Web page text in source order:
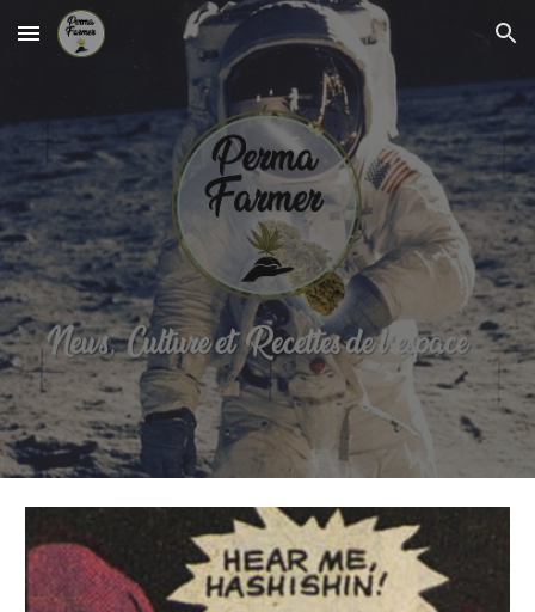
Skip to main content Skip to navigation